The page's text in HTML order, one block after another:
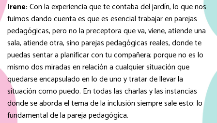
Irene:Con la experiencia que te contaba del jardín, lo que nos
fuimos dando cuenta es que es esencial trabajar en parejas
pedagógicas, pero no la preceptora que va, viene, atiende una
sala, atiende otra, sino parejas pedagógicas reales, donde te
puedas sentar a planificar con tu compañera; porque no es lo
mismo dos miradas en relación a cualquier situación que
quedarse encapsulado en lo de uno y tratar de llevar la
situación como puedo. En todas las charlas y las instancias
donde se aborda el tema de la inclusión siempre sale esto: lo
fundamental de la pareja pedagógica.